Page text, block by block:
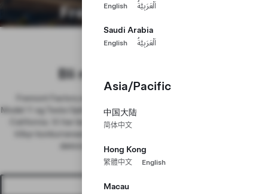
English اَلْعَرَبِيَّةُ
Saudi Arabia
English اَلْعَرَبِيَّةُ
Asia/Pacific
中国大陆
简体中文
Hong Kong
繁體中文 English
Macau
Fremont-fabrikken
Fremont, California
Bli med oss i California
Fremont Factory er vårt knutepunkt for produksjon av Model 3,
Model Y og Tesla Optimus, og er et av de største produksjonsstedene i
California. Vi har ledige stillinger i en rekke team på alle nivåer, og
tilbyr konkurransedyktig 401(k), sjenerøs feriegodtgjørelse, full
dekning av helse, tannlege, syn og mer.
Vis jobber